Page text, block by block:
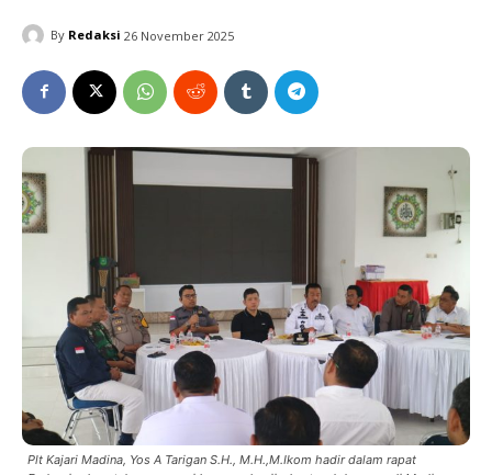
By Redaksi 26 November 2025
Plt Kajari Madina, Yos A Tarigan S.H., M.H.,M.Ikom hadir dalam rapat